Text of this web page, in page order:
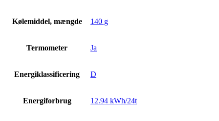
Kølemiddel, mængde 140 g
Termometer Ja
Energiklassificering D
Energiforbrug 12.94 kWh/24t